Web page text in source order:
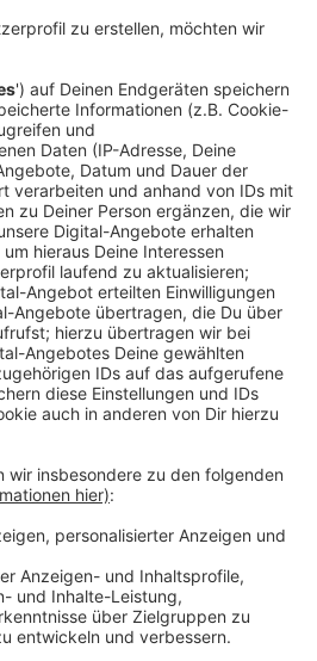
live zu
gekommen zu sein.
vielen Super-Bowl-Parties, die
werden. Und damit meinen
sondern richtiges
Allein in Köln
(KöPi-Arena) werden
zusammenfinden um das
City Chiefs und den San
Nacht von Sonntag auf Montag
umgeschaut und für euch einige
eurer Nähe aufgelistet. Wir
dass bei den Public-